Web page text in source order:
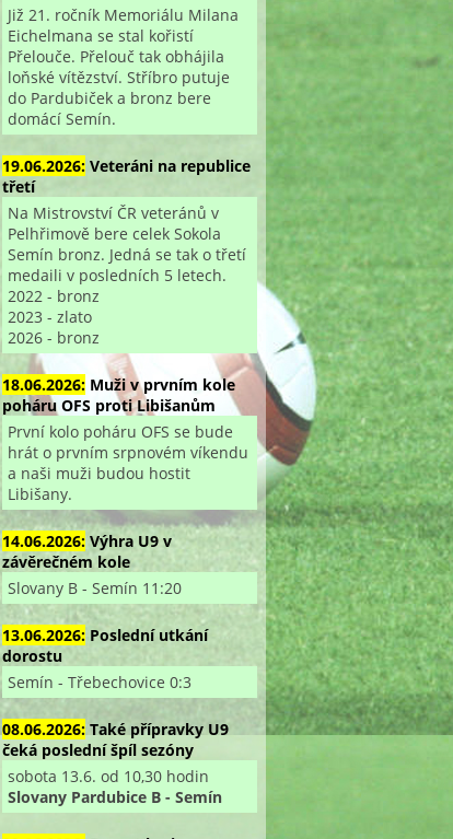
Již 21. ročník Memoriálu Milana
Eichelmana se stal kořistí
Přelouče. Přelouč tak obhájila
loňské vítězství. Stříbro putuje
do Pardubiček a bronz bere
domácí Semín.
19.06.2026: Veteráni na republice
třetí
Na Mistrovství ČR veteránů v
Pelhřimově bere celek Sokola
Semín bronz. Jedná se tak o třetí
medaili v posledních 5 letech.
2022 - bronz
2023 - zlato
2026 - bronz
18.06.2026: Muži v prvním kole
poháru OFS proti Libišanům
První kolo poháru OFS se bude
hrát o prvním srpnovém víkendu
a naši muži budou hostit
Libišany.
14.06.2026: Výhra U9 v
závěrečném kole
Slovany B - Semín 11:20
13.06.2026: Poslední utkání
dorostu
Semín - Třebechovice 0:3
08.06.2026: Také přípravky U9
čeká poslední špíl sezóny
sobota 13.6. od 10,30 hodin
Slovany Pardubice B - Semín